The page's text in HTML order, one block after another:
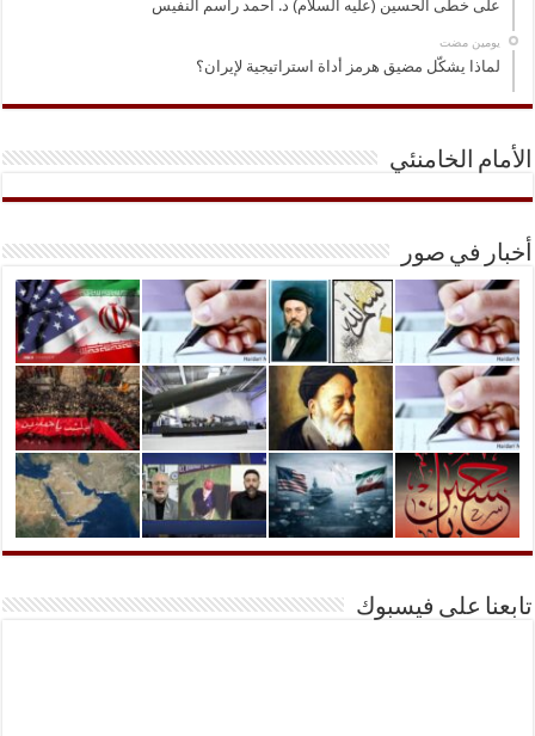
على خطى الحسين (عليه السلام) د. أحمد راسم النفيس
‏يومين مضت
لماذا يشكّل مضيق هرمز أداة استراتيجية لإيران؟
الأمام الخامنئي
أخبار في صور
تابعنا على فيسبوك